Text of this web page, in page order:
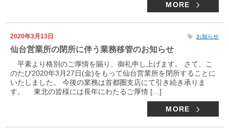
MORE
2020年3月13日 お知らせ
仙台営業所の閉所に伴う業務移管のお知らせ
平素より格別のご厚情を賜り、御礼申し上げます。 さて、こ
のたび2020年3月27日(金)をもって仙台営業所を閉所することに
いたしました。 今後の業務は首都圏支店にて引き続き承りま
す。 東北の皆様には長年にわたるご厚情 […]
MORE